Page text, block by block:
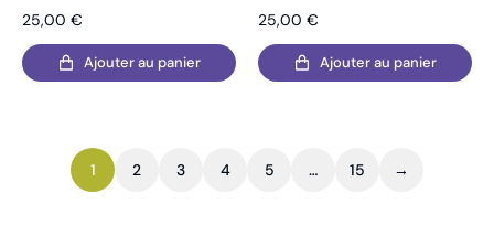
25,00 €
Ajouter au panier
25,00 €
Ajouter au panier
1 2 3 4 5 … 15 →